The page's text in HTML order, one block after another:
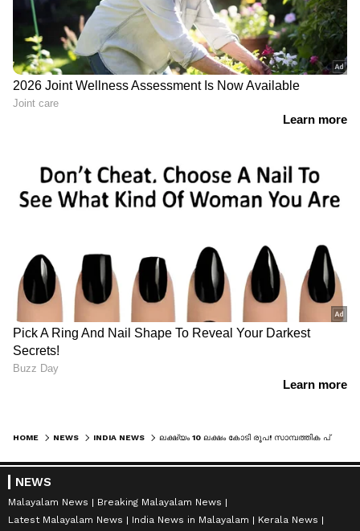
HOME NEWS INDIA NEWS ലക്ഷ്യം 10 ലക്ഷം കോടി രൂപ! സാമ്പത്തിക പ്രതിസന്ധി മറികടക്കാൻ കേന്ദ്രത്തിന്റെ നീക്കം; സര്‍ക്കാര്‍ ഭൂമിയും ആസ്തികളും വിറ്റഴിക്കാന്‍ നീക്കം ഊര്‍ജിതം
NEWS
Malayalam News
Breaking Malayalam News
Latest Malayalam News
India News in Malayalam
Kerala News